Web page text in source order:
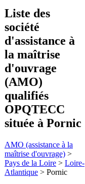
Liste des
société
d'assistance à
la maîtrise
d'ouvrage
(AMO)
qualifiés
OPQTECC
située à Pornic
AMO (assistance à la
maîtrise d'ouvrage) >
Pays de la Loire > Loire-
Atlantique > Pornic